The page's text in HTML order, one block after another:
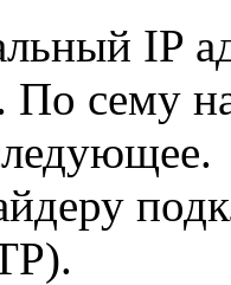
IP
По сему